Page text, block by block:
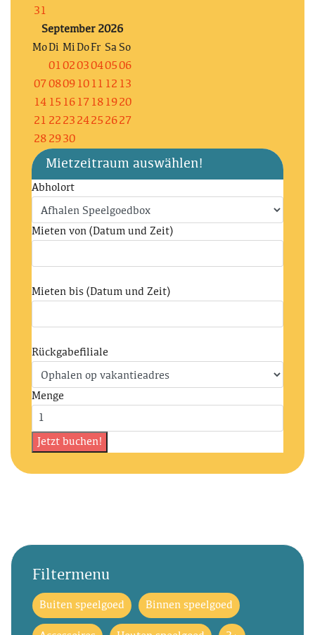
31
September 2026
MoDi Mi DoFr Sa So
010203040506
07 0809 10 11 12 13
14 15 16 17 18 1920
21 22 23 2425 2627
28 2930
Mietzeitraum auswählen!
Abholort
Mieten von (Datum und Zeit)
Mieten bis (Datum und Zeit)
Rückgabefiliale
Menge
Filtermenu
Buiten speelgoed Binnen speelgoed